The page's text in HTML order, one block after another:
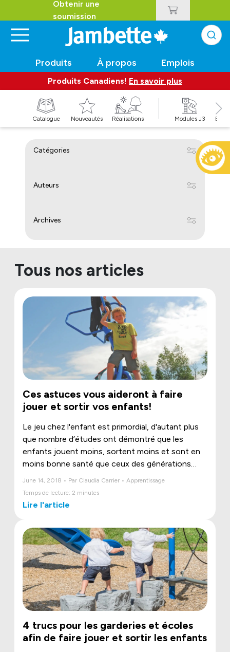
Obtenir une
soumission
Produits À propos Emplois
Produits Canadiens! En savoir plus
Catalogue Nouveautés Réalisations Modules J3
Catégories
Auteurs
Archives
Tous nos articles
Ces astuces vous aideront à faire
jouer et sortir vos enfants!
Le jeu chez l'enfant est primordial, d'autant plus
que nombre d’études ont démontré que les
enfants jouent moins, sortent moins et sont en
moins bonne santé que ceux des générations
plus d'être une occasion exceptionnelle de se
que l’enfant, en jouant, fait évoluer son propre
jeu.
June 14, 2018 • Par Claudia Carrier • Apprentissage
Temps de lecture: 2 minutes
Lire l'article
4 trucs pour les garderies et écoles
afin de faire jouer et sortir les enfants